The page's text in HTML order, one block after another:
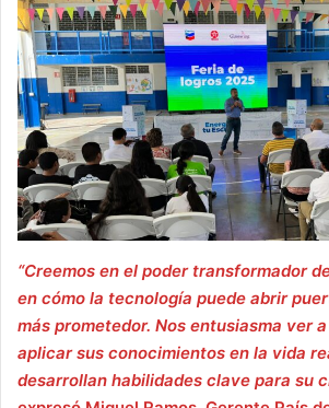
“Creemos en el poder transformador
en cómo la tecnología puede abrir
más prometedor. Nos entusiasma ver
aplicar sus conocimientos en la vida
desarrollan habilidades clave para su